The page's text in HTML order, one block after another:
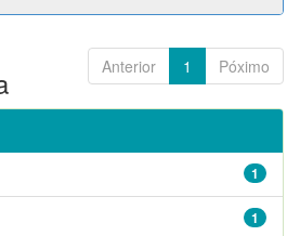
Anterior 1 Póximo
1
1